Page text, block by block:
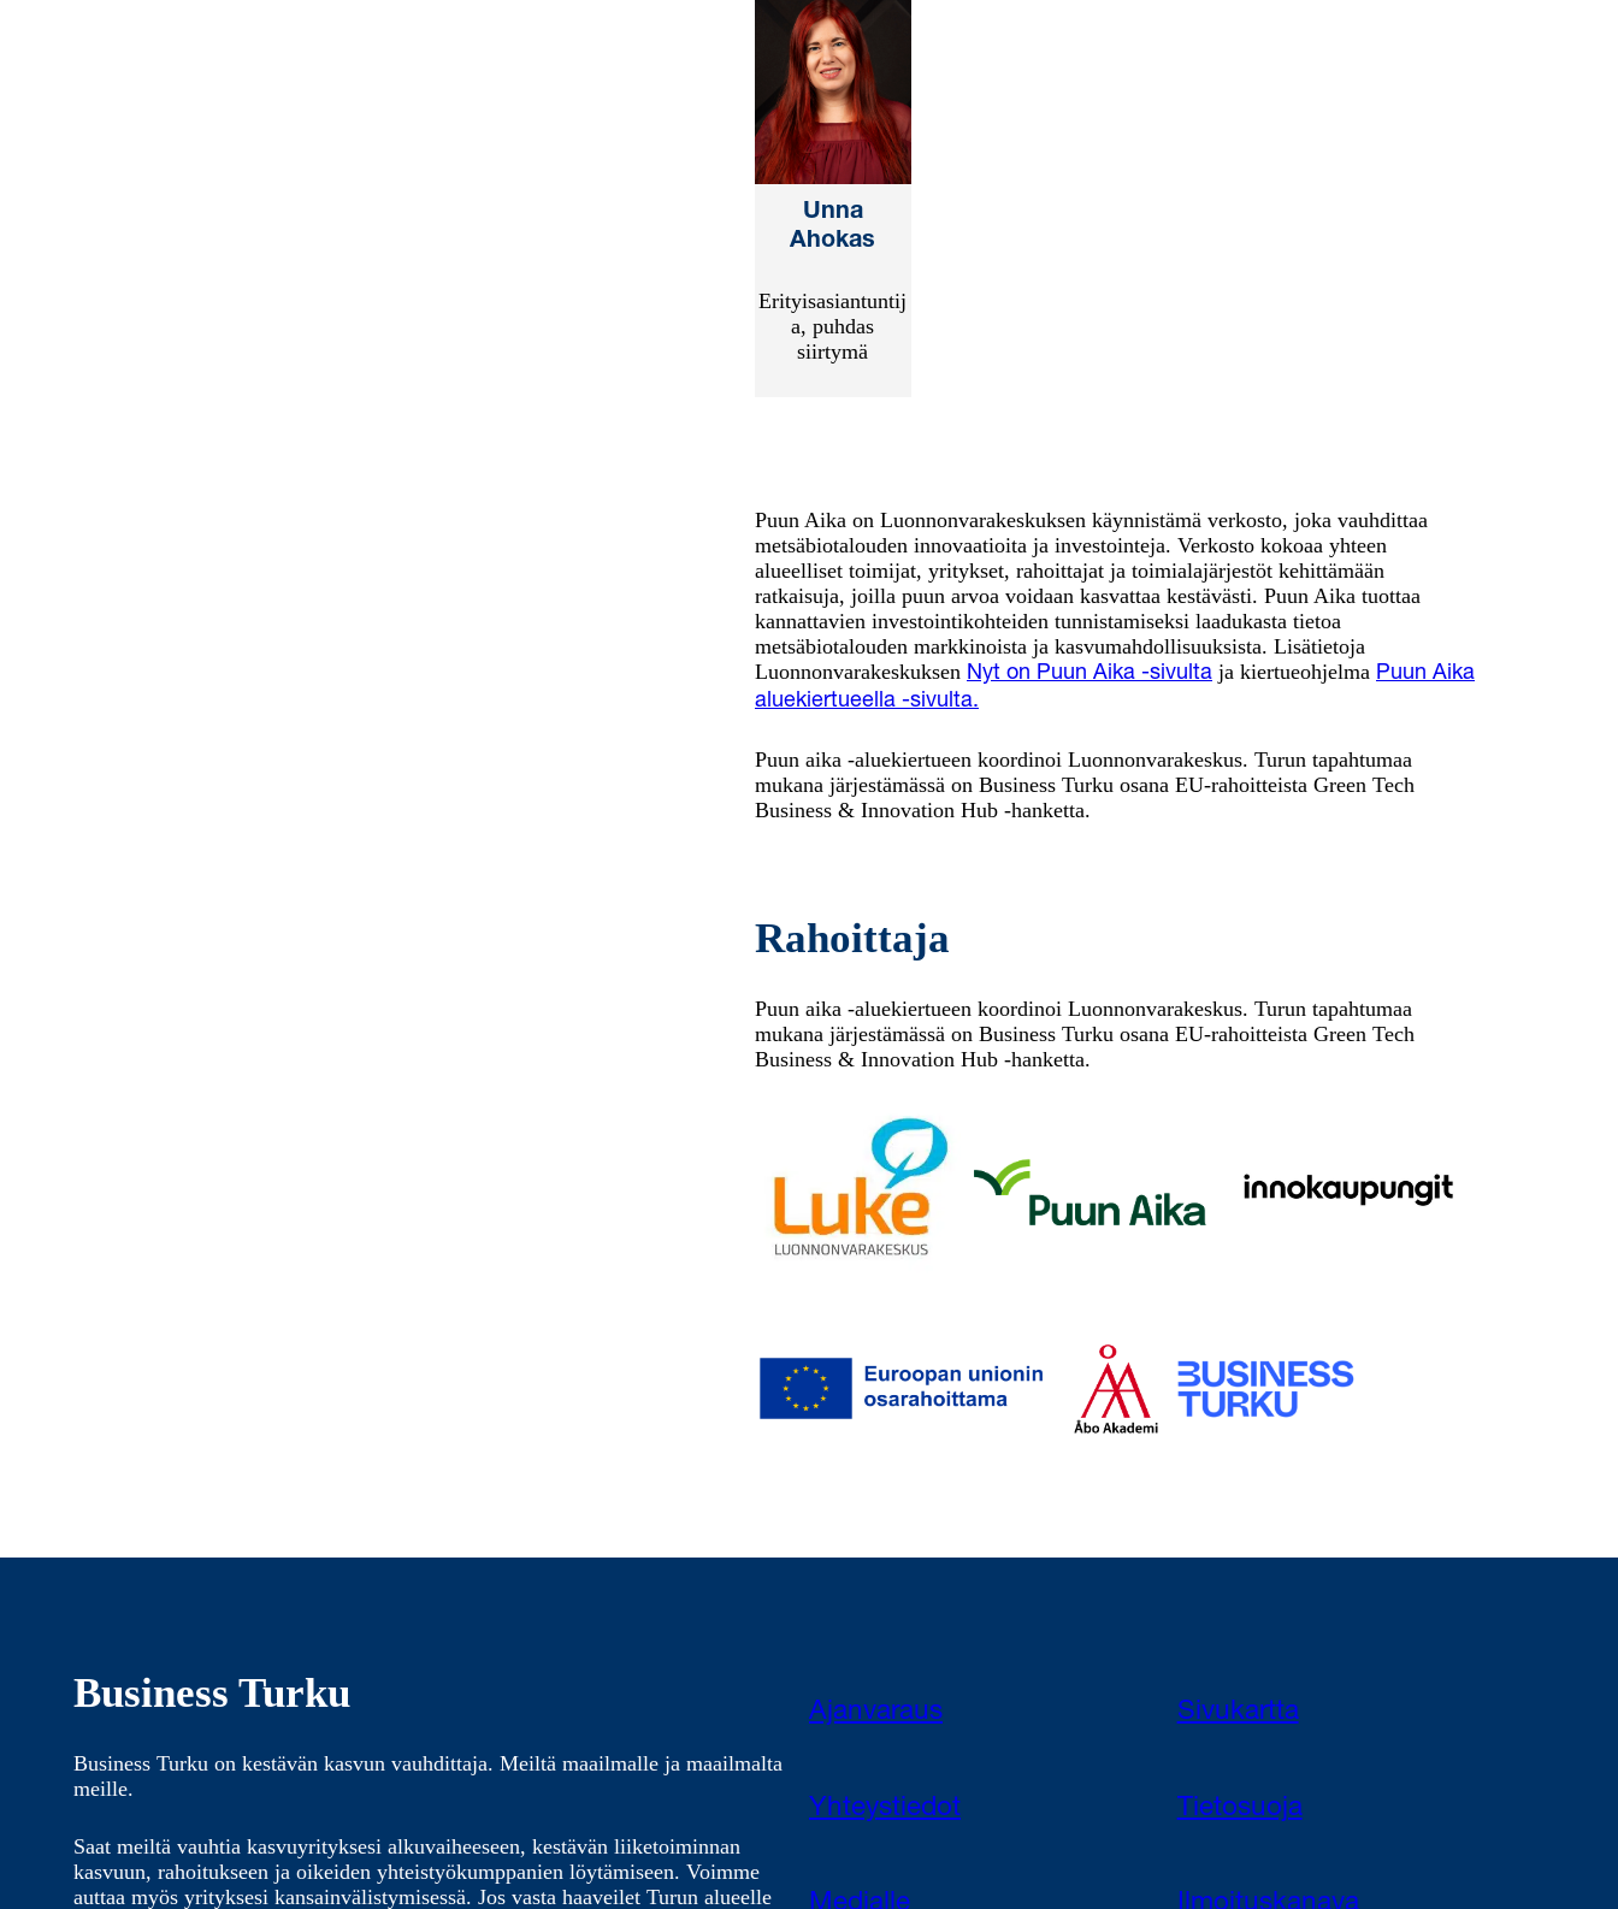
Unna
Ahokas
Erityisasiantuntij
a, puhdas
siirtymä
Puun Aika on Luonnonvarakeskuksen käynnistämä verkosto, joka vauhdittaa
metsäbiotalouden innovaatioita ja investointeja. Verkosto kokoaa yhteen
alueelliset toimijat, yritykset, rahoittajat ja toimialajärjestöt kehittämään
ratkaisuja, joilla puun arvoa voidaan kasvattaa kestävästi. Puun Aika tuottaa
kannattavien investointikohteiden tunnistamiseksi laadukasta tietoa
metsäbiotalouden markkinoista ja kasvumahdollisuuksista. Lisätietoja
Luonnonvarakeskuksen Nyt on Puun Aika -sivulta ja kiertueohjelma Puun Aika
aluekiertueella -sivulta.
Puun aika -aluekiertueen koordinoi Luonnonvarakeskus. Turun tapahtumaa
mukana järjestämässä on Business Turku osana EU-rahoitteista Green Tech
Business & Innovation Hub -hanketta.
Rahoittaja
Puun aika -aluekiertueen koordinoi Luonnonvarakeskus. Turun tapahtumaa
mukana järjestämässä on Business Turku osana EU-rahoitteista Green Tech
Business & Innovation Hub -hanketta.
Business Turku
Business Turku on kestävän kasvun vauhdittaja. Meiltä maailmalle ja maailmalta
meille.
Saat meiltä vauhtia kasvuyrityksesi alkuvaiheeseen, kestävän liiketoiminnan
kasvuun, rahoitukseen ja oikeiden yhteistyökumppanien löytämiseen. Voimme
auttaa myös yrityksesi kansainvälistymisessä. Jos vasta haaveilet Turun alueelle
Ajanvaraus
Yhteystiedot
Sivukartta
Tietosuoja